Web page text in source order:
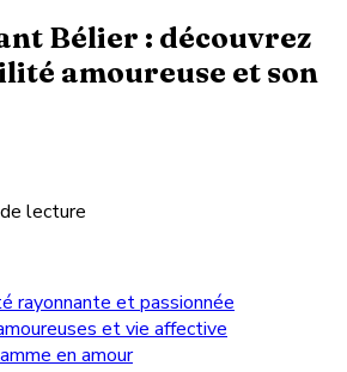
Bélier : découvrez
amoureuse et son
lecture
rayonnante et passionnée
et vie affective
en amour